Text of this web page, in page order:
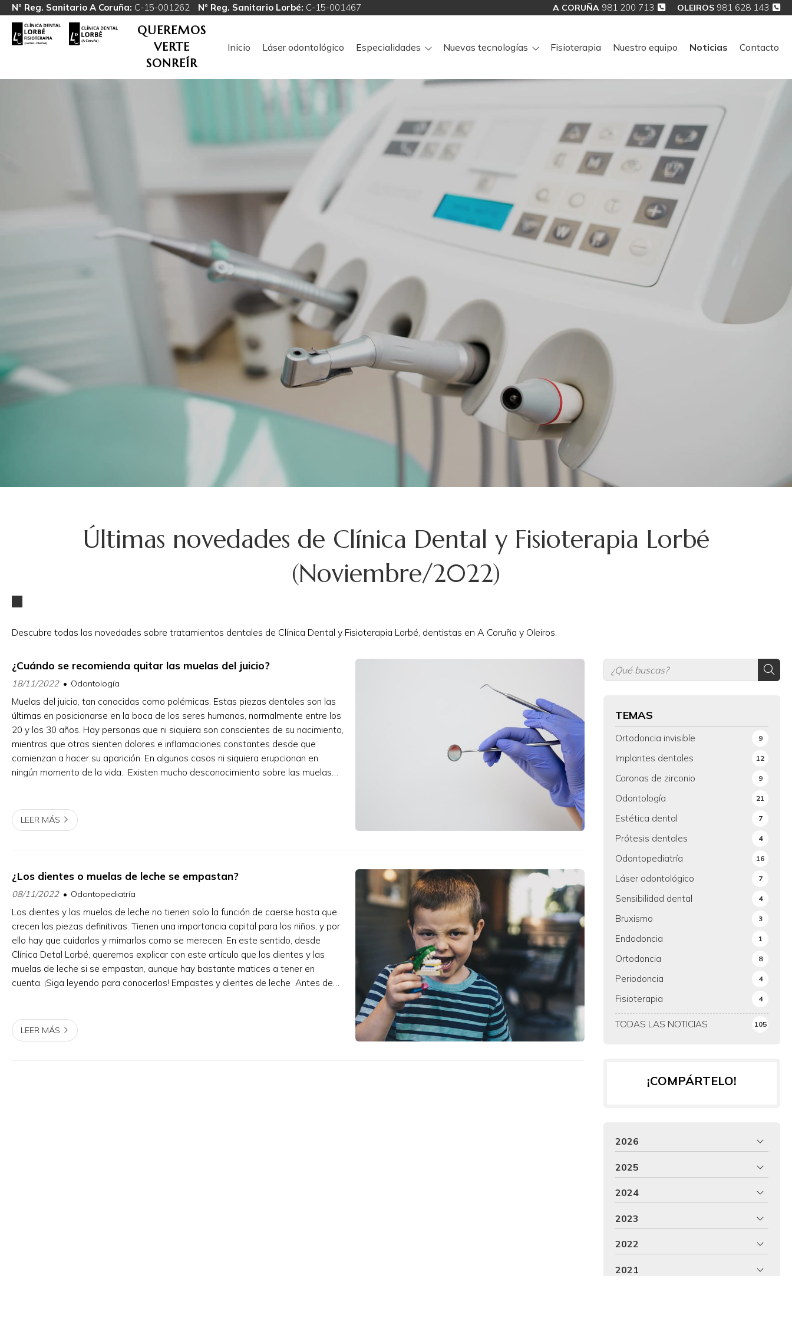
Nº Reg. Sanitario A Coruña: C-15-001262 Nº Reg. Sanitario Lorbé: C-15-001467 A CORUÑA 981 200 713 OLEIROS 981 628 143
QUEREMOS
VERTE
SONREÍR
Inicio Láser odontológico Especialidades Nuevas tecnologías Fisioterapia Nuestro equipo Noticias Contacto
Últimas novedades de Clínica Dental y Fisioterapia Lorbé
(Noviembre/2022)
Descubre todas las novedades sobre tratamientos dentales de Clínica Dental y Fisioterapia Lorbé, dentistas en A Coruña y Oleiros.
TEMAS
TODAS LAS NOTICIAS 105
Ortodoncia invisible 9
Implantes dentales 12
Coronas de zirconio 9
Odontología 21
Estética dental 7
Prótesis dentales 4
Odontopediatría 16
Láser odontológico 7
Sensibilidad dental 4
Bruxismo 3
Endodoncia 1
Ortodoncia 8
Periodoncia 4
Fisioterapia 4
¿Cuándo se recomienda quitar las muelas del juicio?
18/11/2022 Odontología
Muelas del juicio, tan conocidas como polémicas. Estas piezas dentales son las
últimas en posicionarse en la boca de los seres humanos, normalmente entre los
20 y los 30 años. Hay personas que ni siquiera son conscientes de su nacimiento,
mientras que otras sienten dolores e inflamaciones constantes desde que
comienzan a hacer su aparición. En algunos casos ni siquiera erupcionan en
ningún momento de la vida. Existen mucho desconocimiento sobre las muelas
LEER MÁS
¿Los dientes o muelas de leche se empastan?
08/11/2022 Odontopediatría
Los dientes y las muelas de leche no tienen solo la función de caerse hasta que
crecen las piezas definitivas. Tienen una importancia capital para los niños, y por
ello hay que cuidarlos y mimarlos como se merecen. En este sentido, desde
Clínica Detal Lorbé, queremos explicar con este artículo que los dientes y las
muelas de leche si se empastan, aunque hay bastante matices a tener en
cuenta. ¡Siga leyendo para conocerlos! Empastes y dientes de leche Antes de
LEER MÁS
¡COMPÁRTELO!
2026
2025
2024
2023
2022
2021